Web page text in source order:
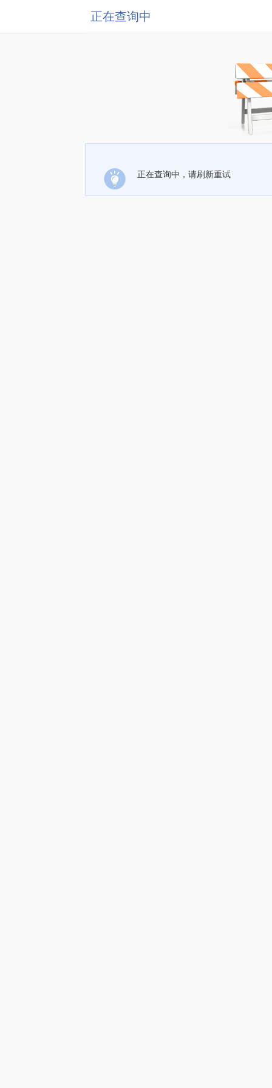
正在查询中
正在查询中，请刷新重试